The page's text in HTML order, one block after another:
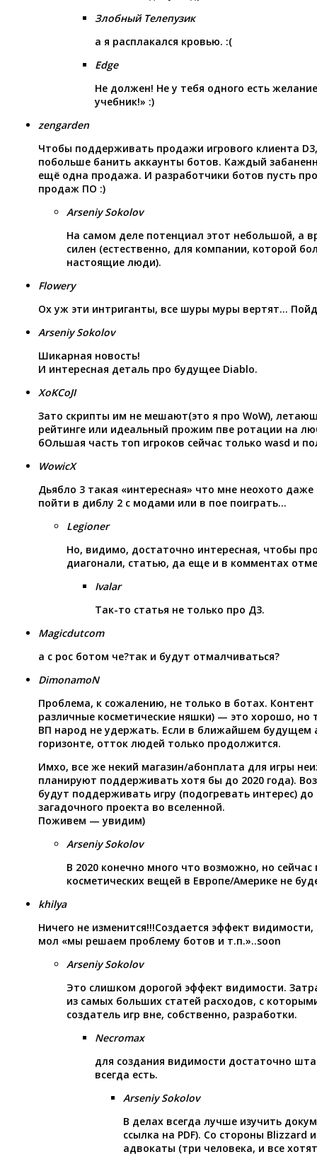
Злобный Телепузик
а я расплакался кровью. :(
Edge
Не должен! Не у тебя одного есть
учебник!» :)
zengarden
Чтобы поддерживать продажи игрового клиента
побольше банить аккаунты ботов. Каждый
ещё одна продажа. И разработчики ботов пусть
продаж ПО :)
Arseniy Sokolov
На самом деле потенциал этот небольшой, а
силен (естественно, для компании, которой
настоящие люди).
Flowery
Ох уж эти интриганты, все шуры муры вертят…
Arseniy Sokolov
Шикарная новость!
И интересная деталь про будущее Diablo.
XoKCoJI
Зато скрипты им не мешают(это я про WoW),
рейтинге или идеальный прожим пве ротации на
бОльшая часть топ игроков сейчас только wasd и
WowicX
Дьябло 3 такая «интересная» что мне неохото
пойти в диблу 2 с модами или в пое поиграть…
Legioner
Но, видимо, достаточно интересная, чтобы
диагонали, статью, да еще и в комментах
Ivalar
Так-то статья не только про Д3.
Magicdutcom
а с рос ботом че?так и будут отмалчиваться?
DimonamoN
Проблема, к сожалению, не только в ботах.
различные косметические няшки) — это хорошо, но
ВП народ не удержать. Если в ближайшем будущем
горизонте, отток людей только продолжится.
Имхо, все же некий магазин/абонплата для игры
планируют поддерживать хотя бы до 2020 года).
будут поддерживать игру (подогревать интерес)
загадочного проекта во вселенной.
Поживем — увидим)
Arseniy Sokolov
В 2020 конечно много что возможно, но
косметических вещей в Европе/Америке не
khilya
Ничего не изменится!!!Создается эффект
мол «мы решаем проблему ботов и т.п.»..soon
Arseniy Sokolov
Это слишком дорогой эффект видимости.
из самых больших статей расходов, с
создатель игр вне, собственно, разработки.
Necromax
для создания видимости достаточно
всегда есть.
Arseniy Sokolov
В делах всегда лучше изучить
ссылка на PDF). Со стороны Blizzard
адвокаты (три человека, и все